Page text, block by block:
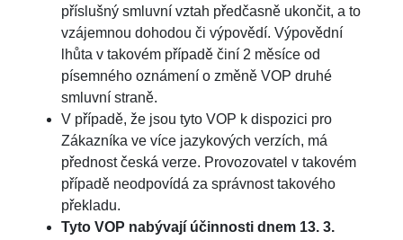
příslušný smluvní vztah předčasně ukončit, a to
vzájemnou dohodou či výpovědí. Výpovědní
lhůta v takovém případě činí 2 měsíce od
písemného oznámení o změně VOP druhé
smluvní straně.
V případě, že jsou tyto VOP k dispozici pro
Zákazníka ve více jazykových verzích, má
přednost česká verze. Provozovatel v takovém
případě neodpovídá za správnost takového
překladu.
Tyto VOP nabývají účinnosti dnem 13. 3.